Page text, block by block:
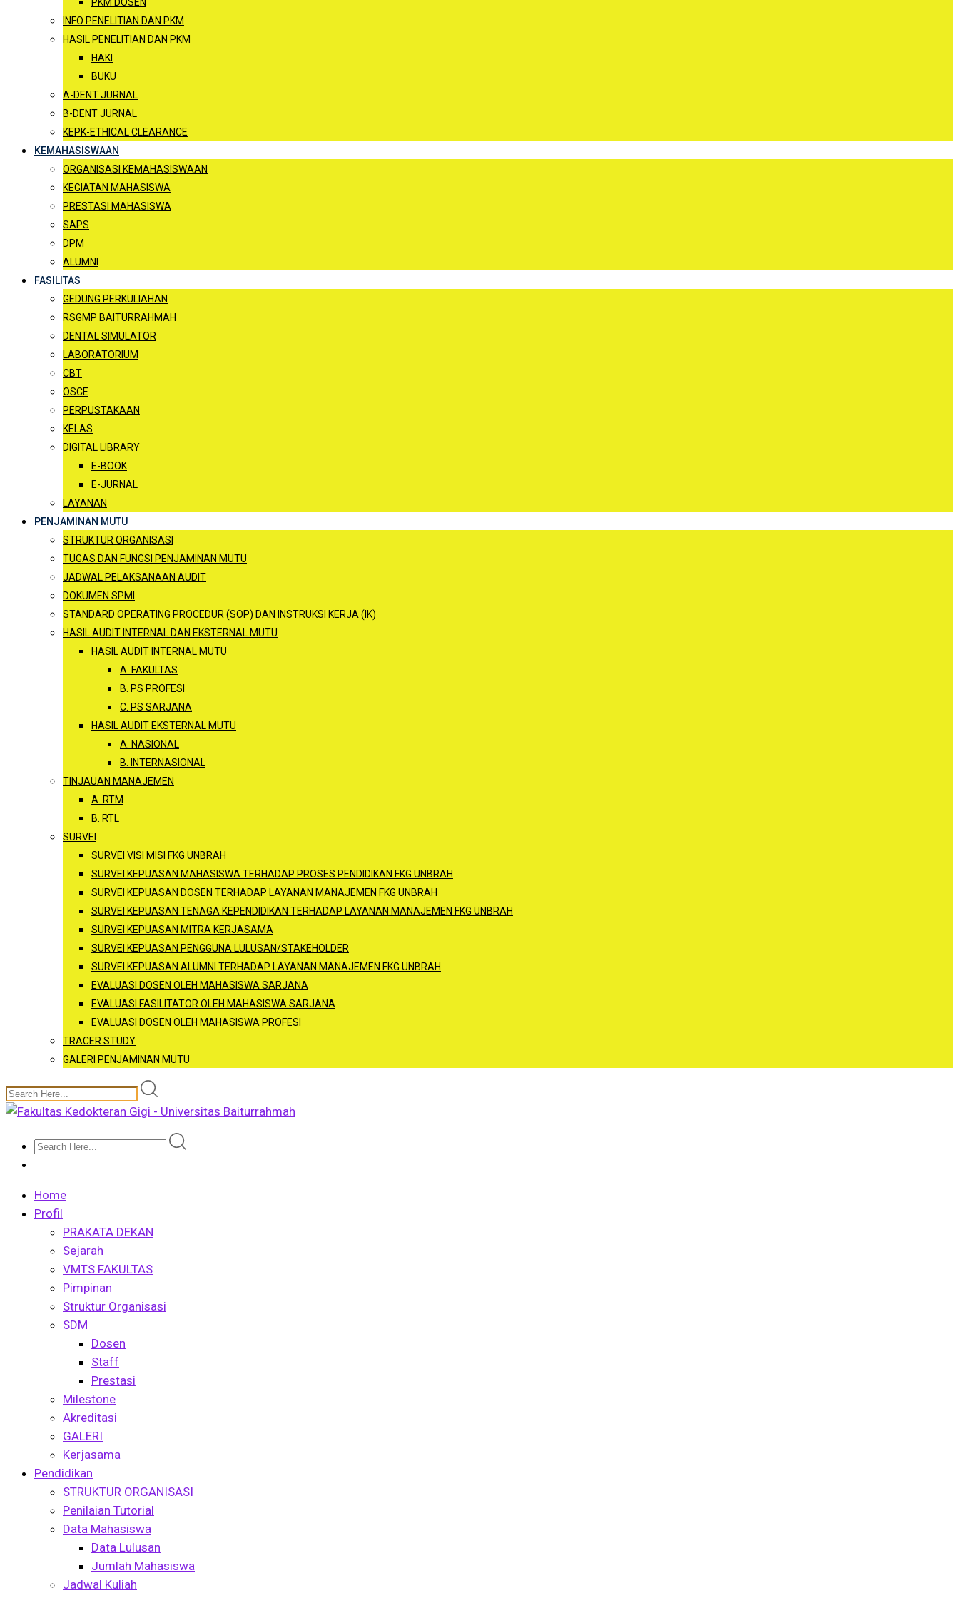
INFO PENELITIAN DAN PKM
HASIL PENELITIAN DAN PKM
HAKI
BUKU
A-DENT JURNAL
B-DENT JURNAL
KEPK-ETHICAL CLEARANCE
KEMAHASISWAAN
ORGANISASI KEMAHASISWAAN
KEGIATAN MAHASISWA
PRESTASI MAHASISWA
SAPS
DPM
ALUMNI
FASILITAS
GEDUNG PERKULIAHAN
RSGMP BAITURRAHMAH
DENTAL SIMULATOR
LABORATORIUM
CBT
OSCE
PERPUSTAKAAN
KELAS
DIGITAL LIBRARY
E-BOOK
E-JURNAL
LAYANAN
PENJAMINAN MUTU
STRUKTUR ORGANISASI
TUGAS DAN FUNGSI PENJAMINAN MUTU
JADWAL PELAKSANAAN AUDIT
DOKUMEN SPMI
STANDARD OPERATING PROCEDUR (SOP) DAN INSTRUKSI KERJA (IK)
HASIL AUDIT INTERNAL DAN EKSTERNAL MUTU
HASIL AUDIT INTERNAL MUTU
A. FAKULTAS
B. PS PROFESI
C. PS SARJANA
HASIL AUDIT EKSTERNAL MUTU
A. NASIONAL
B. INTERNASIONAL
TINJAUAN MANAJEMEN
A. RTM
B. RTL
SURVEI
SURVEI VISI MISI FKG UNBRAH
SURVEI KEPUASAN MAHASISWA TERHADAP PROSES PENDIDIKAN FKG UNBRAH
SURVEI KEPUASAN DOSEN TERHADAP LAYANAN MANAJEMEN FKG UNBRAH
SURVEI KEPUASAN TENAGA KEPENDIDIKAN TERHADAP LAYANAN MANAJEMEN FKG UNBRAH
SURVEI KEPUASAN MITRA KERJASAMA
SURVEI KEPUASAN PENGGUNA LULUSAN/STAKEHOLDER
SURVEI KEPUASAN ALUMNI TERHADAP LAYANAN MANAJEMEN FKG UNBRAH
EVALUASI DOSEN OLEH MAHASISWA SARJANA
EVALUASI FASILITATOR OLEH MAHASISWA SARJANA
EVALUASI DOSEN OLEH MAHASISWA PROFESI
TRACER STUDY
GALERI PENJAMINAN MUTU
Home
Profil
PRAKATA DEKAN
Sejarah
VMTS FAKULTAS
Pimpinan
Struktur Organisasi
SDM
Dosen
Staff
Prestasi
Milestone
Akreditasi
GALERI
Kerjasama
Pendidikan
STRUKTUR ORGANISASI
Penilaian Tutorial
Data Mahasiswa
Data Lulusan
Jumlah Mahasiswa
Jadwal Kuliah